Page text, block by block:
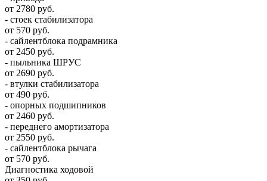
от 2780 руб.
- стоек стабилизатора
от 570 руб.
- сайлентблока подрамника
от 2450 руб.
- пыльника ШРУС
от 2690 руб.
- втулки стабилизатора
от 490 руб.
- опорных подшипников
от 2460 руб.
- переднего амортизатора
от 2550 руб.
- сайлентблока рычага
от 570 руб.
Диагностика ходовой